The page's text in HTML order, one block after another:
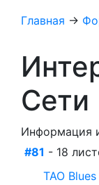
Главная →
Сети
Информация
#81 - 18
ТАО Blues